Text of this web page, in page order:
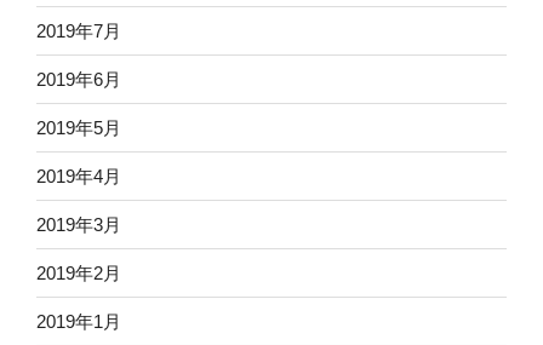
2019年7月
2019年6月
2019年5月
2019年4月
2019年3月
2019年2月
2019年1月